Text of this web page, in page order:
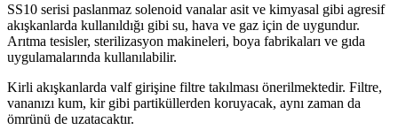
SS10 serisi paslanmaz solenoid vanalar asit ve kimyasal gibi agresif
akışkanlarda kullanıldığı gibi su, hava ve gaz için de uygundur.
Arıtma tesisler, sterilizasyon makineleri, boya fabrikaları ve gıda
uygulamalarında kullanılabilir.
Kirli akışkanlarda valf girişine filtre takılması önerilmektedir. Filtre,
vananızı kum, kir gibi partiküllerden koruyacak, aynı zaman da
ömrünü de uzatacaktır.